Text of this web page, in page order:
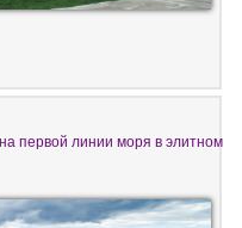
первой линии моря в элитном